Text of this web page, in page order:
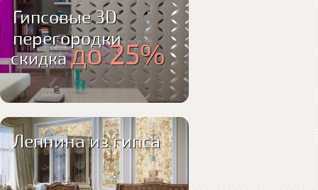
Гипсовые 3D
перегородки
скидкадо 25%
Лепнина из гипса